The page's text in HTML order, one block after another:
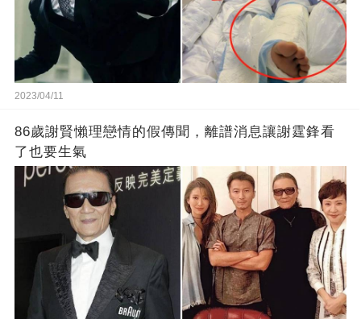
2023/04/11
86歲謝賢懶理戀情的假傳聞，離譜消息讓謝霆鋒看
了也要生氣